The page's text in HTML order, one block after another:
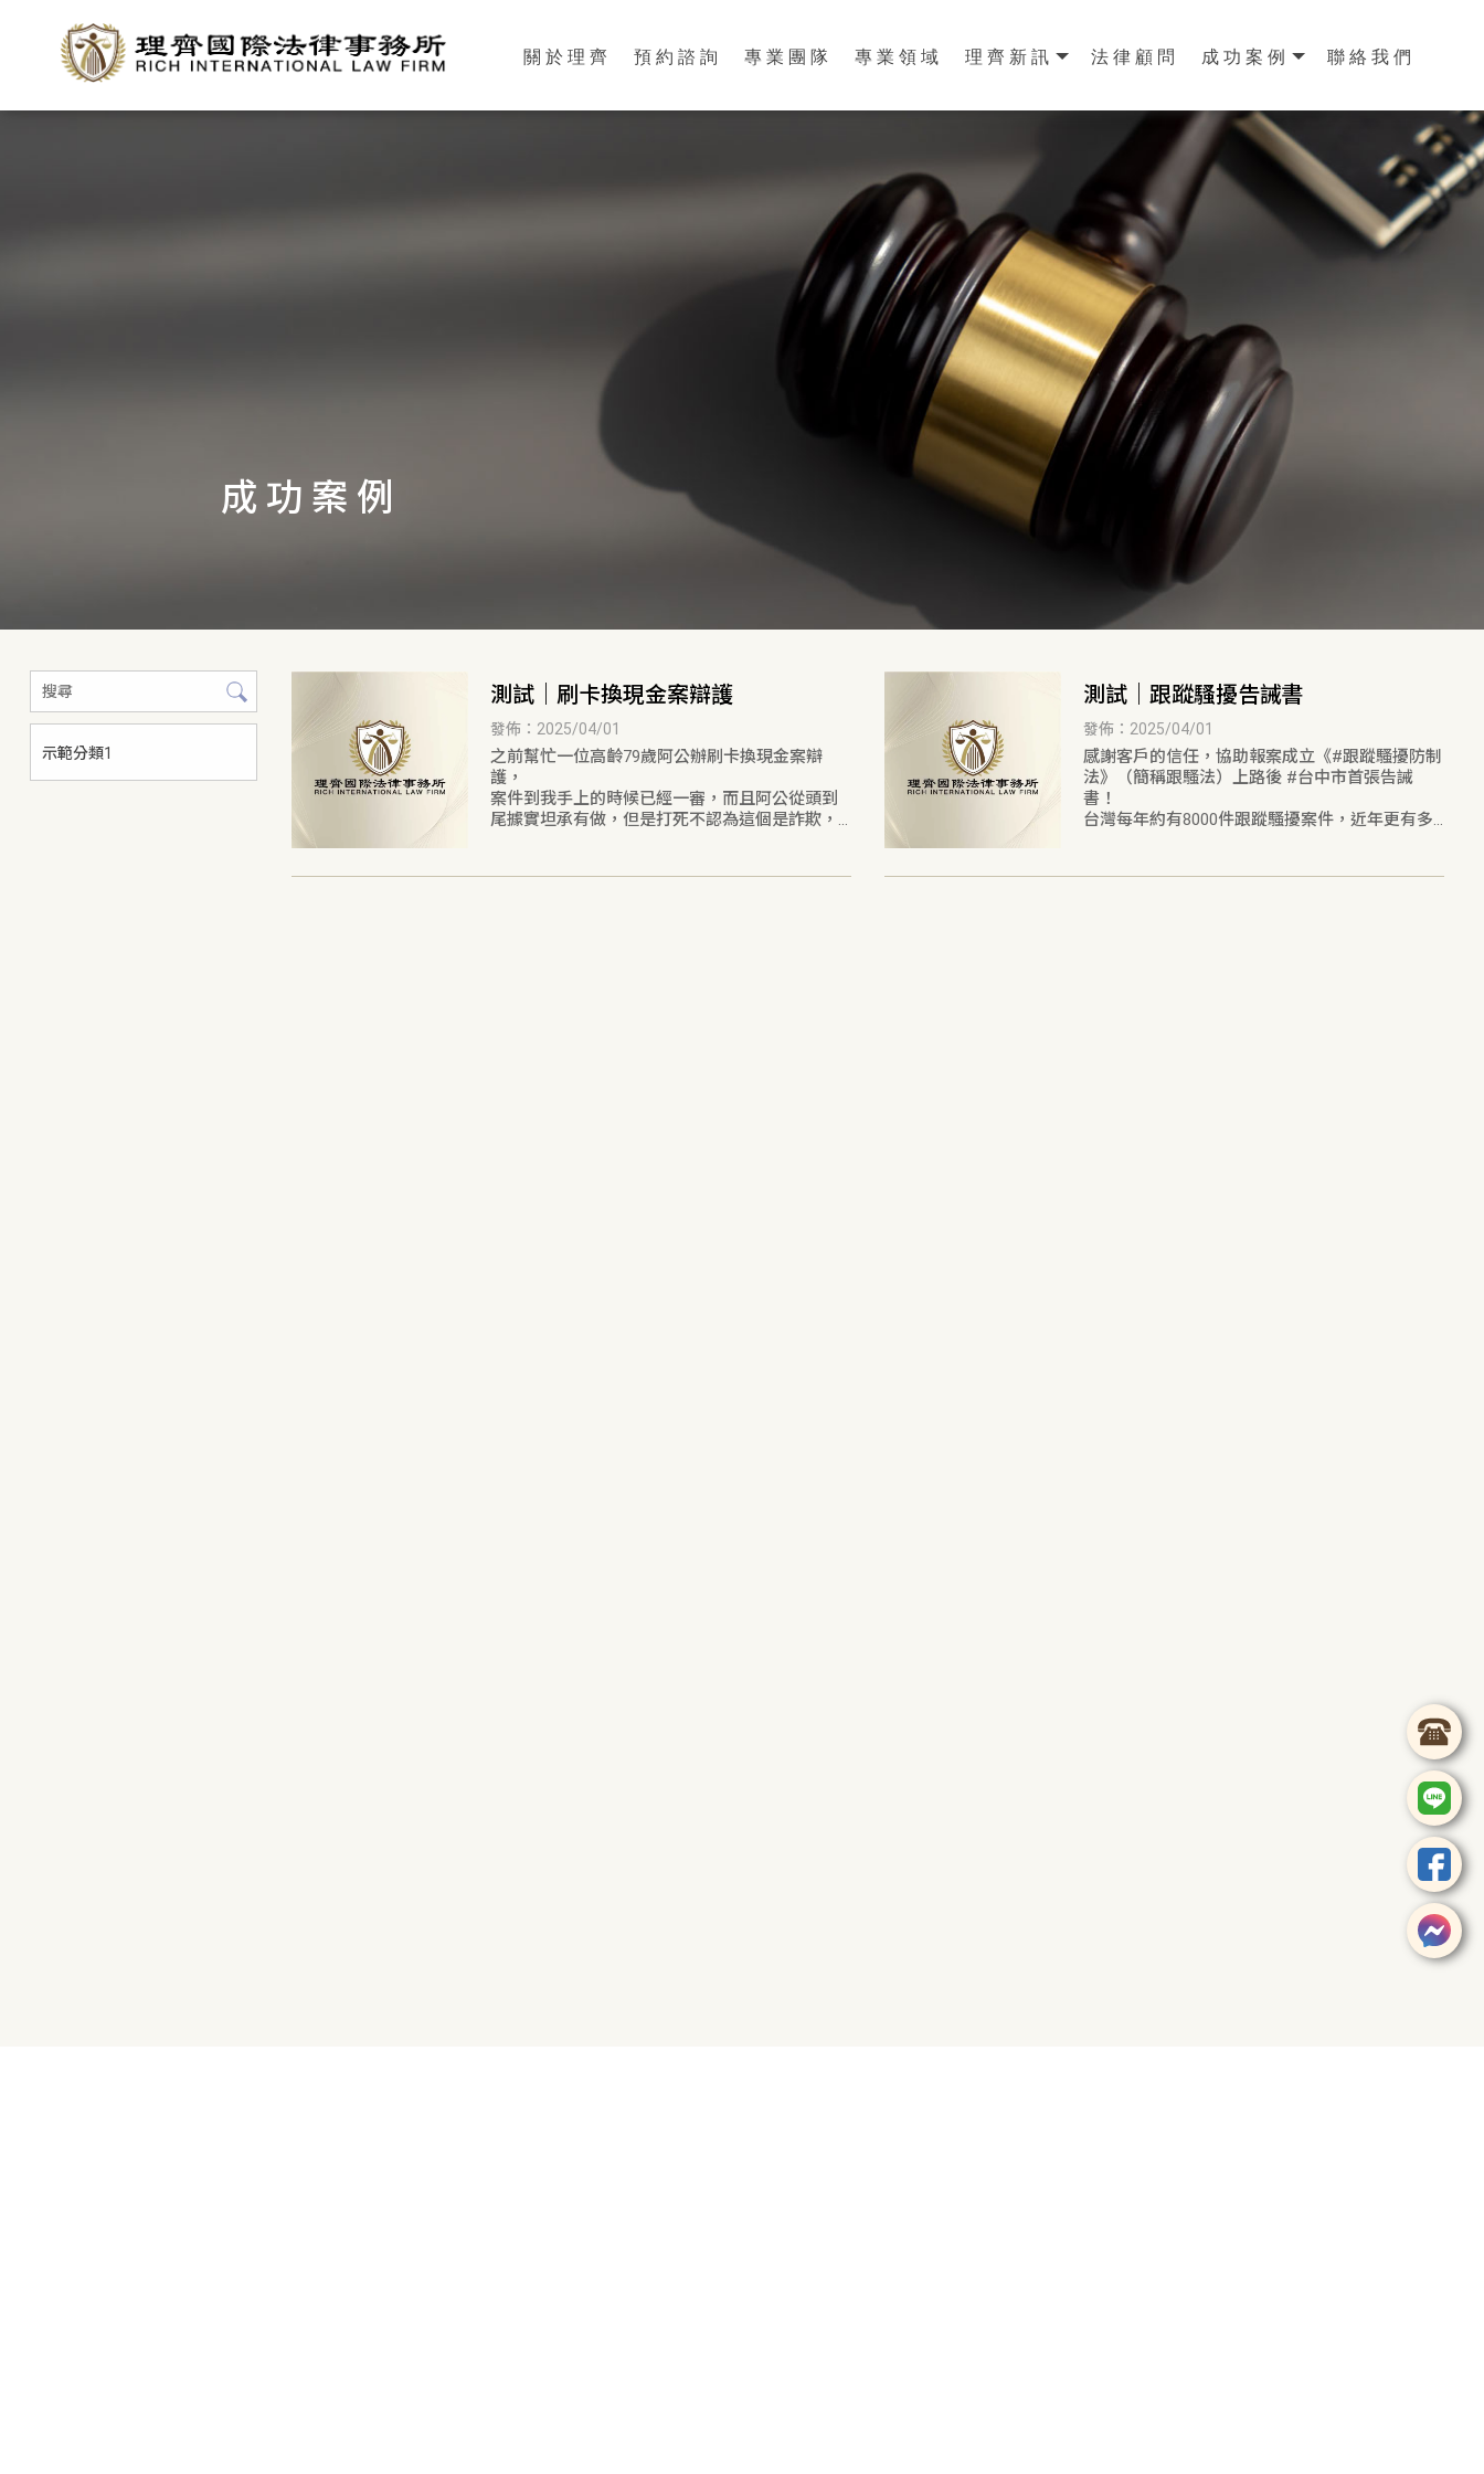
關於理齊 預約諮詢 專業團隊 專業領域 理齊新訊 法律顧問 成功案例 聯絡我們
成功案例
示範分類1
測試｜刷卡換現金案辯護
發佈：2025/04/01
之前幫忙一位高齡￼79歲阿公辦刷卡換現金案辯
護，
案件到我手上的時候已經一審，￼而且阿公￼從頭到
尾￼據實坦承有做，但是打死不認為這個是詐欺，
測試｜跟蹤騷擾告誡書
發佈：2025/04/01
感謝客戶的信任，協助報案成立《#跟蹤騷擾防制
法》（簡稱跟騷法）上路後 #台中市首張告誡
書！
台灣每年約有8000件跟蹤騷擾案件，近年更有多